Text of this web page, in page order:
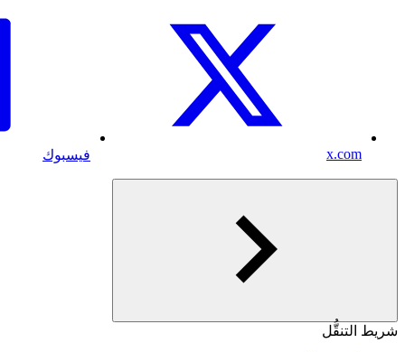
x.com فيسبوك
شريط التنقُّل